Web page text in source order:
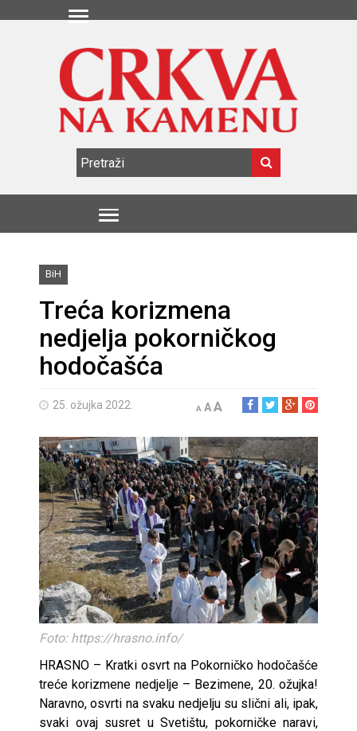
BiH
Treća korizmena
nedjelja pokorničkog
hodočašća
25. ožujka 2022. A AA
Foto: https://hrasno.info/
HRASNO – Kratki osvrt na Pokorničko hodočašće
treće korizmene nedjelje – Bezimene, 20. ožujka!
Naravno, osvrti na svaku nedjelju su slični ali, ipak,
svaki ovaj susret u Svetištu, pokorničke naravi,